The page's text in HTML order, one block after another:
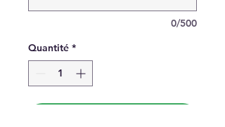
0/500
Quantité *